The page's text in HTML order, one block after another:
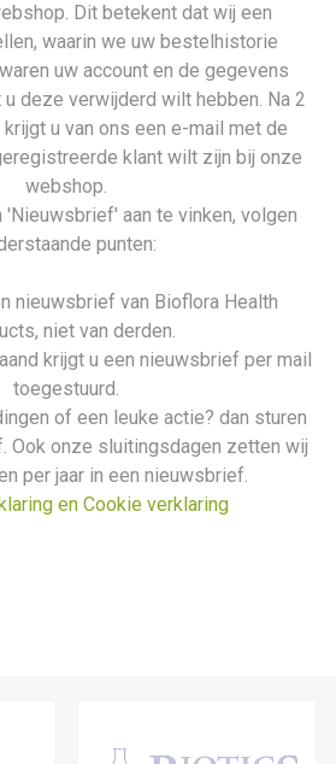
Dit betekent dat wij een
waarin we uw bestelhistorie
uw account en de gegevens
deze verwijderd wilt hebben. Na 2
u van ons een e-mail met de
klant wilt zijn bij onze
webshop.
'Nieuwsbrief' aan te vinken, volgen
punten:
nieuwsbrief van Bioflora Health
niet van derden.
krijgt u een nieuwsbrief per mail
toegestuurd.
of een leuke actie? dan sturen
Ook onze sluitingsdagen zetten wij
per jaar in een nieuwsbrief.
en Cookie verklaring